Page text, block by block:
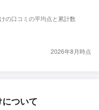
の口コミの平均点と累計数
2026年8月時点
ついて